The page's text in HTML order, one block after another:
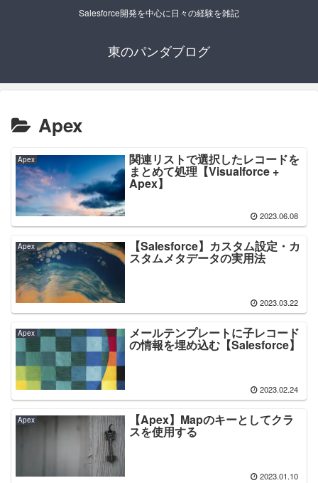
Salesforce開発を中心に日々の経験を雑記
東のパンダブログ
Apex
Apex 関連リストで選択したレコードを
まとめて処理【Visualforce +
Apex】
2023.06.08
Apex 【Salesforce】カスタム設定・カ
スタムメタデータの実用法
2023.03.22
Apex メールテンプレートに子レコード
の情報を埋め込む【Salesforce】
2023.02.24
Apex 【Apex】Mapのキーとしてクラ
スを使用する
2023.01.10